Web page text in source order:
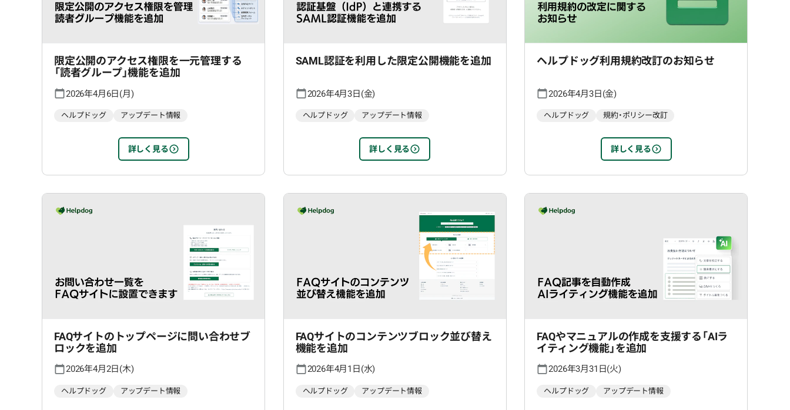
限定公開のアクセス権限を一元管理する
「読者グループ」機能を追加
2026年4月6日(月)
ヘルプドッグ アップデート情報
詳しく見る
SAML認証を利用した限定公開機能を追加
2026年4月3日(金)
ヘルプドッグ アップデート情報
詳しく見る
ヘルプドッグ利用規約改訂のお知らせ
2026年4月3日(金)
ヘルプドッグ 規約・ポリシー改訂
詳しく見る
FAQサイトのトップページに問い合わせブ
ロックを追加
2026年4月2日(木)
ヘルプドッグ アップデート情報
FAQサイトのコンテンツブロック並び替え
機能を追加
2026年4月1日(水)
ヘルプドッグ アップデート情報
FAQやマニュアルの作成を支援する「AIラ
イティング機能」を追加
2026年3月31日(火)
ヘルプドッグ アップデート情報